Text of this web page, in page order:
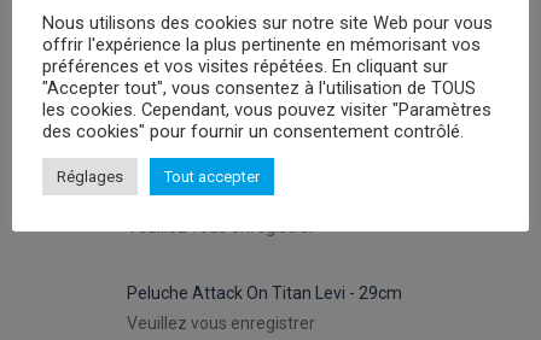
PROMOTIONS
Peluches Hello Kitty Keroppy- 30cm
Peluche Attack On Titan Levi - 29cm
Veuillez vous enregistrer
Nous utilisons des cookies sur notre site Web pour vous
offrir l'expérience la plus pertinente en mémorisant vos
préférences et vos visites répétées. En cliquant sur
"Accepter tout", vous consentez à l'utilisation de TOUS
les cookies. Cependant, vous pouvez visiter "Paramètres
des cookies" pour fournir un consentement contrôlé.
Réglages Tout accepter